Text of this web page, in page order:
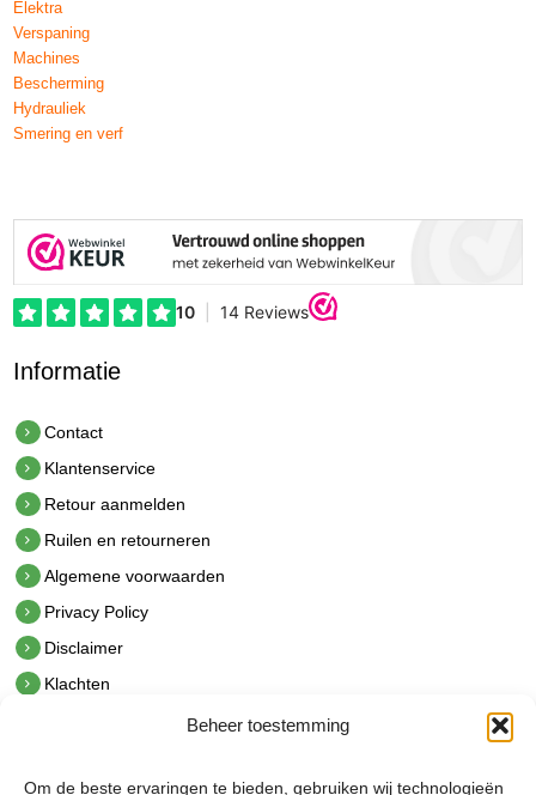
Beheer toestemming
Om de beste ervaringen te bieden, gebruiken wij technologieën
Elektra
Verspaning
Machines
Bescherming
Hydrauliek
Smering en verf
Informatie
Contact
Klantenservice
Retour aanmelden
Ruilen en retourneren
Algemene voorwaarden
Privacy Policy
Disclaimer
Klachten
hetindustriehuis B.V.